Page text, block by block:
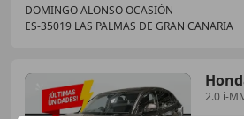
DOMINGO ALONSO OCASIÓN
ES-35019 LAS PALMAS DE GRAN CANARIA
2.0 i-